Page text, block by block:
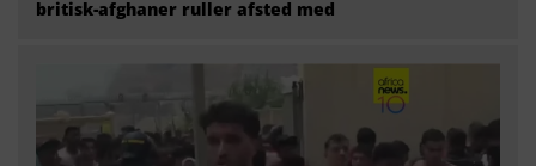
britisk-afghaner ruller afsted med